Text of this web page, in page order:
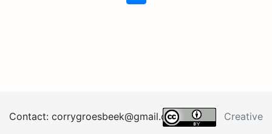
Contact: corrygroesbeek@gmail.com Creative